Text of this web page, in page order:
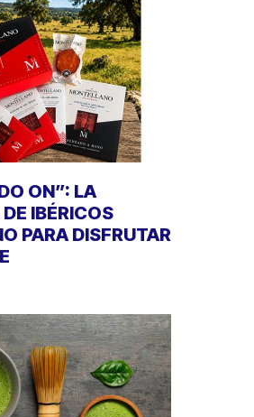
ON”: LA
IBÉRICOS
PARA DISFRUTAR